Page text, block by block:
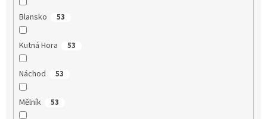
Blansko 53
Kutná Hora 53
Náchod 53
Mělník 53